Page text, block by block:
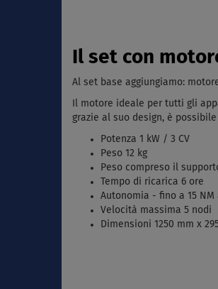
Il set con
Al set base aggiungiamo:
Il motore ideale per tutti gli
grazie al suo design, è
Potenza 1 kW / 3 CV
Peso 12 kg
Peso compreso il
Tempo di ricarica 6 ore
Autonomia - fino a 15
Velocità massima 5 nodi
Dimensioni 1250 mm x